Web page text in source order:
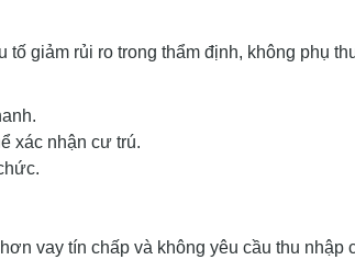
giảm rủi ro trong thẩm định, không phụ
xác nhận cư trú.
vay tín chấp và không yêu cầu thu nhập